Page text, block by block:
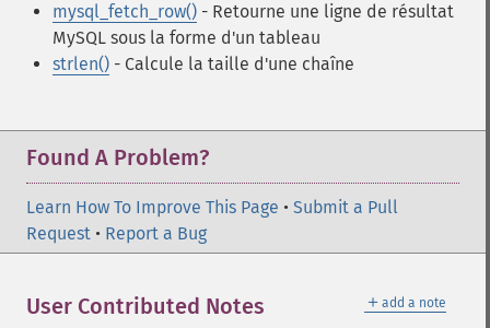
mysql_fetch_row() - Retourne une ligne de résultat
MySQL sous la forme d'un tableau
strlen() - Calcule la taille d'une chaîne
Found A Problem?
Learn How To Improve This Page • Submit a Pull
Request • Report a Bug
＋ add a note
User Contributed Notes